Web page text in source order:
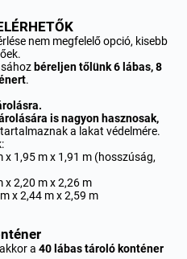
nem megfelelő opció, kisebb
béreljen tőlünk 6 lábas, 8
.
is nagyon hasznosak,
a lakat védelmére.
x 1,95 m x 1,91 m (hosszúság,
x 2,20 m x 2,26 m
x 2,44 m x 2,59 m
a 40 lábas tároló konténer